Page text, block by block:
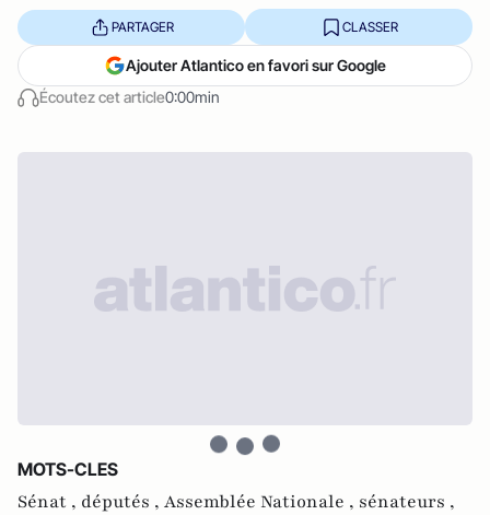
Écoutez cet article0:00min
PARTAGER CLASSER
Ajouter Atlantico en favori sur Google
MOTS-CLES
Sénat , députés , Assemblée Nationale , sénateurs ,